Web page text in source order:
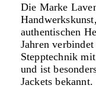
Die Marke
authentischen
Jahren
Stepptechnik
und ist
Jackets bekannt.